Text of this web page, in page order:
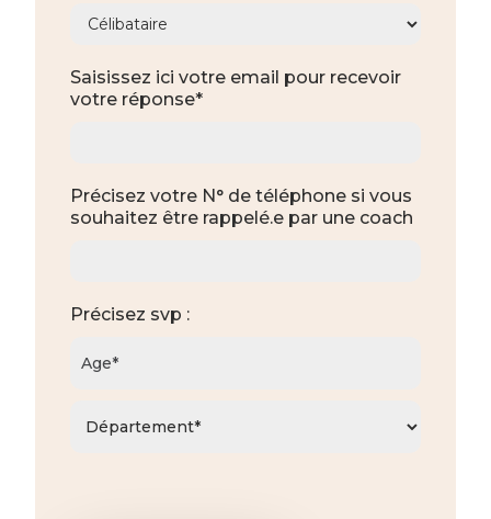
Saisissez ici votre email pour recevoir
votre réponse*
Précisez votre N° de téléphone si vous
souhaitez être rappelé.e par une coach
Précisez svp :